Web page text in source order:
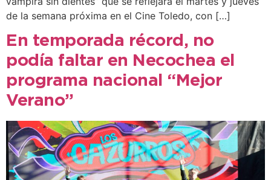
de la semana próxima en el Cine Toledo, con […]
En temporada récord, no
podía faltar en Necochea el
programa nacional “Mejor
Verano”